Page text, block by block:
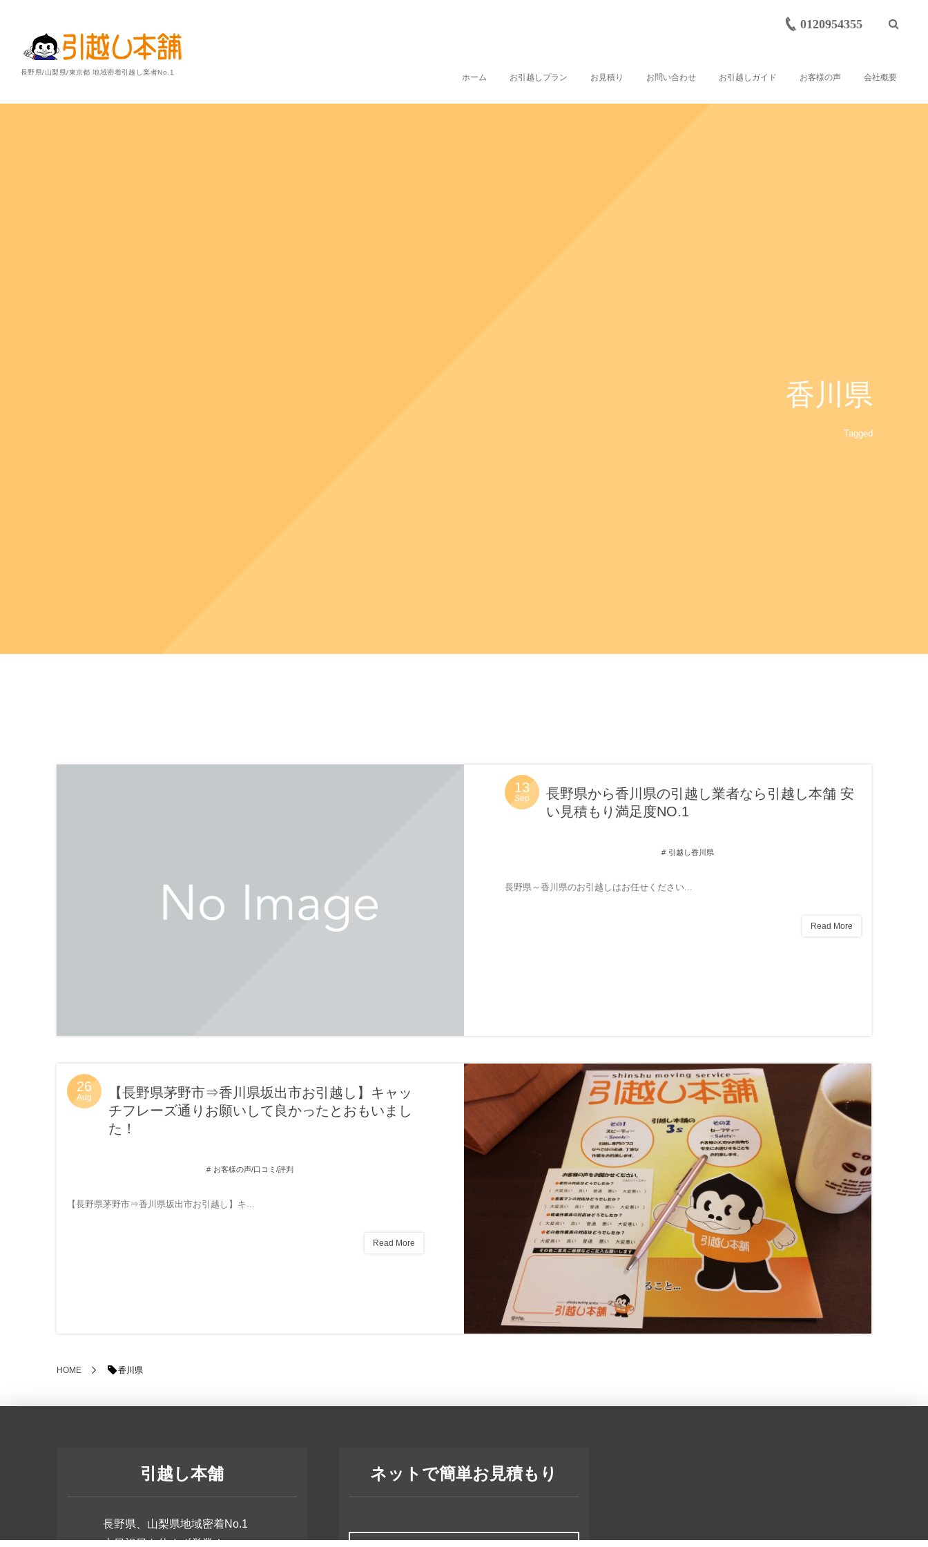
長野県/山梨県/東京都 地域密着引越し業者No.1
0120954355
ホーム お引越しプラン お見積り お問い合わせ お引越しガイド お客様の声 会社概要
香川県
Tagged
13
Sep
長野県から香川県の引越し業者なら引越し本舗 安
い見積もり満足度NO.1
引越し香川県
長野県～香川県のお引越しはお任せください...
Read More
26
Aug
【長野県茅野市⇒香川県坂出市お引越し】キャッ
チフレーズ通りお願いして良かったとおもいまし
た！
お客様の声/口コミ/評判
【長野県茅野市⇒香川県坂出市お引越し】キ...
Read More
HOME 香川県
引越し本舗
長野県、山梨県地域密着No.1
土日祝日も休まず営業！
ネットで簡単お見積もり